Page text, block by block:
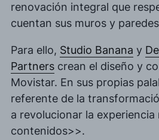
renovación integral que
cuentan sus muros y
Para ello, Studio Banana y
Partners crean el diseño y
Movistar. En sus propias
referente de la
a revolucionar la experiencia
contenidos>>.